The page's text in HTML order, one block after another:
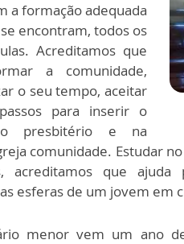
a formação adequada
encontram, todos os
Acreditamos que
a comunidade,
o seu tempo, aceitar
para inserir o
presbitério e na
comunidade. Estudar
acreditamos que
esferas de um jovem em
menor vem um ano